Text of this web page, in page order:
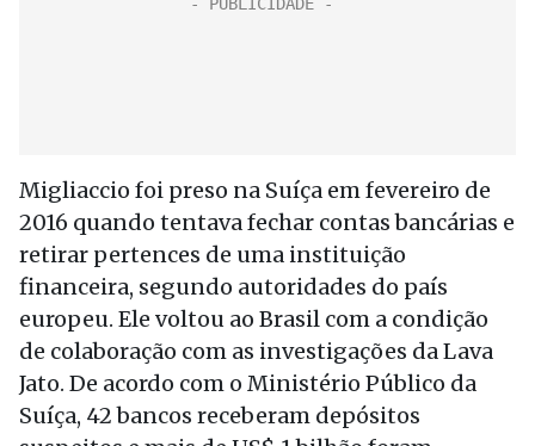
Migliaccio foi preso na Suíça em fevereiro de
2016 quando tentava fechar contas bancárias e
retirar pertences de uma instituição
financeira, segundo autoridades do país
europeu. Ele voltou ao Brasil com a condição
de colaboração com as investigações da Lava
Jato. De acordo com o Ministério Público da
Suíça, 42 bancos receberam depósitos